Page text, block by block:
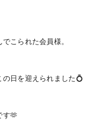
こられた会員様。
日を迎えられました💍
す🫶